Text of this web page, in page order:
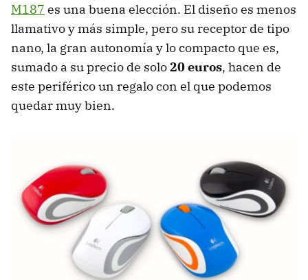
M187 es una buena elección. El diseño es menos
llamativo y más simple, pero su receptor de tipo
nano, la gran autonomía y lo compacto que es,
sumado a su precio de solo20 euros, hacen de
este periférico un regalo con el que podemos
quedar muy bien.